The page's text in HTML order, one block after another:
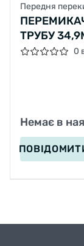
Передня
ТРУБУ
31,8)
0
Немає в